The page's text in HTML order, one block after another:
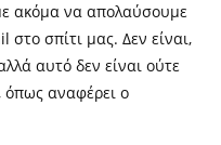
ακόμα να απολαύσουμε
στο σπίτι μας. Δεν είναι,
αυτό δεν είναι ούτε
όπως αναφέρει ο